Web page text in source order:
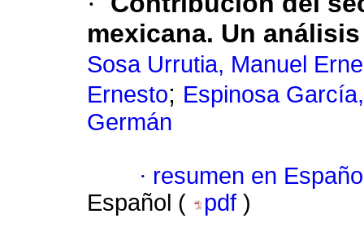
mexicana. Un
Sosa Urrutia, Manuel
Ernesto; Espinosa
Germán
· resumen en
Español (
pdf )